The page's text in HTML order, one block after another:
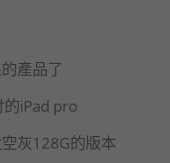
產品了
iPad pro
灰128G的版本